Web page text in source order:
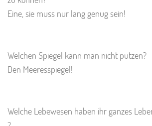
Eine, sie muss nur lang genug sein!
Welchen Spiegel kann man nicht putzen?
Den Meeresspiegel!
Welche Lebewesen haben ihr ganzes